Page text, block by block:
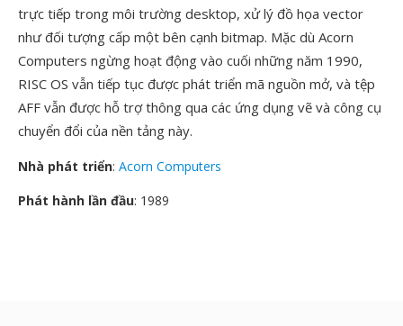
trực tiếp trong môi trường desktop, xử lý đồ họa vector
như đối tượng cấp một bên cạnh bitmap. Mặc dù Acorn
Computers ngừng hoạt động vào cuối những năm 1990,
RISC OS vẫn tiếp tục được phát triển mã nguồn mở, và tệp
AFF vẫn được hỗ trợ thông qua các ứng dụng vẽ và công cụ
chuyển đổi của nền tảng này.
Nhà phát triển: Acorn Computers
Phát hành lần đầu: 1989